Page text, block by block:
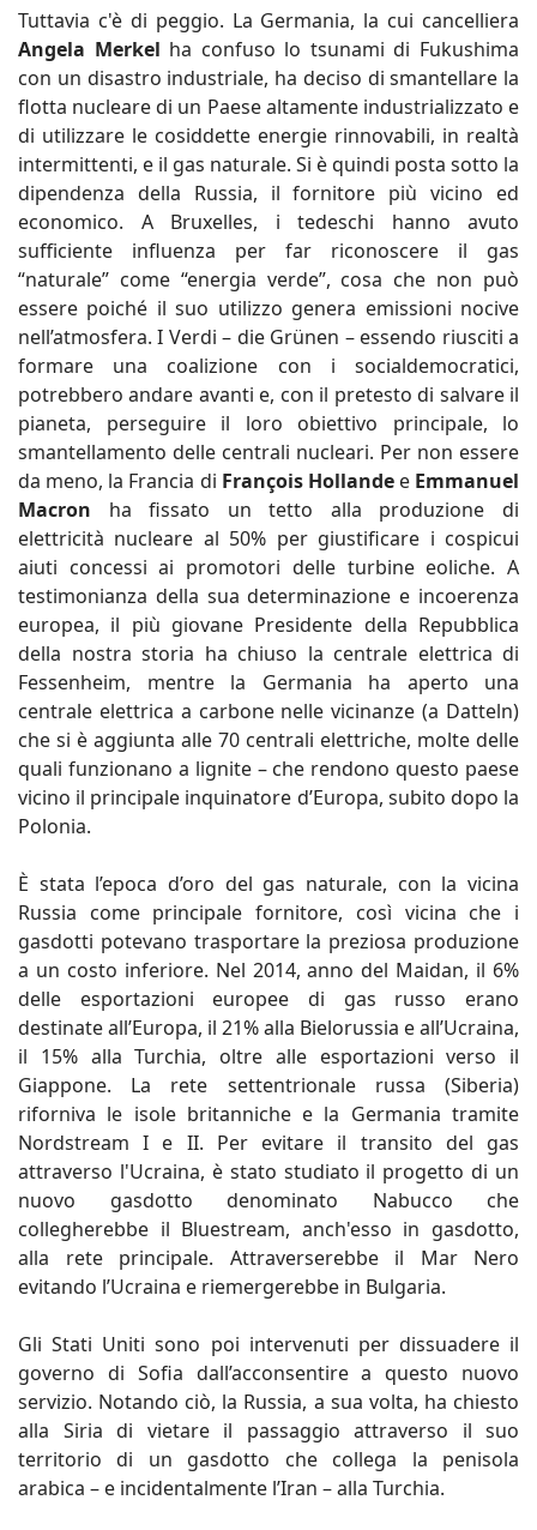
Tuttavia c'è di peggio. La Germania, la cui cancelliera
Angela Merkel ha confuso lo tsunami di Fukushima
con un disastro industriale, ha deciso di smantellare la
flotta nucleare di un Paese altamente industrializzato e
di utilizzare le cosiddette energie rinnovabili, in realtà
intermittenti, e il gas naturale. Si è quindi posta sotto la
dipendenza della Russia, il fornitore più vicino ed
economico. A Bruxelles, i tedeschi hanno avuto
sufficiente influenza per far riconoscere il gas
“naturale” come “energia verde”, cosa che non può
essere poiché il suo utilizzo genera emissioni nocive
nell’atmosfera. I Verdi – die Grünen – essendo riusciti a
formare una coalizione con i socialdemocratici,
potrebbero andare avanti e, con il pretesto di salvare il
pianeta, perseguire il loro obiettivo principale, lo
smantellamento delle centrali nucleari. Per non essere
da meno, la Francia di François Hollandee Emmanuel
Macron ha fissato un tetto alla produzione di
elettricità nucleare al 50% per giustificare i cospicui
aiuti concessi ai promotori delle turbine eoliche. A
testimonianza della sua determinazione e incoerenza
europea, il più giovane Presidente della Repubblica
della nostra storia ha chiuso la centrale elettrica di
Fessenheim, mentre la Germania ha aperto una
centrale elettrica a carbone nelle vicinanze (a Datteln)
che si è aggiunta alle 70 centrali elettriche, molte delle
quali funzionano a lignite – che rendono questo paese
vicino il principale inquinatore d’Europa, subito dopo la
Polonia.
È stata l’epoca d’oro del gas naturale, con la vicina
Russia come principale fornitore, così vicina che i
gasdotti potevano trasportare la preziosa produzione
a un costo inferiore. Nel 2014, anno del Maidan, il 6%
delle esportazioni europee di gas russo erano
destinate all’Europa, il 21% alla Bielorussia e all’Ucraina,
il 15% alla Turchia, oltre alle esportazioni verso il
Giappone. La rete settentrionale russa (Siberia)
riforniva le isole britanniche e la Germania tramite
Nordstream I e II. Per evitare il transito del gas
attraverso l'Ucraina, è stato studiato il progetto di un
nuovo gasdotto denominato Nabucco che
collegherebbe il Bluestream, anch'esso in gasdotto,
alla rete principale. Attraverserebbe il Mar Nero
evitando l’Ucraina e riemergerebbe in Bulgaria.
Gli Stati Uniti sono poi intervenuti per dissuadere il
governo di Sofia dall’acconsentire a questo nuovo
servizio. Notando ciò, la Russia, a sua volta, ha chiesto
alla Siria di vietare il passaggio attraverso il suo
territorio di un gasdotto che collega la penisola
arabica – e incidentalmente l’Iran – alla Turchia.